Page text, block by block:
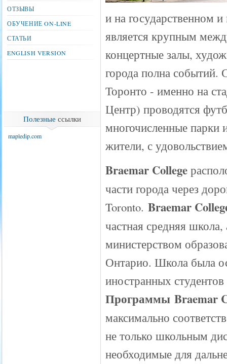
и на государственном
является крупным
концертные залы,
города полна событий.
Торонто - именно на
Центр) проводятся
многочисленные парки
жители, с
Braemar College
части города через
Toronto. Braemar
частная средняя школа,
министерством
Онтарио. Школа была
иностранных
Программы Braemar
максимально
не только школьным
необходимые для
ОТЗЫВЫ
ОБУЧЕНИЕ ON-LINE
СТАТЬИ
ENGLISH VERSION
Полезные ссылки
mapledip.com